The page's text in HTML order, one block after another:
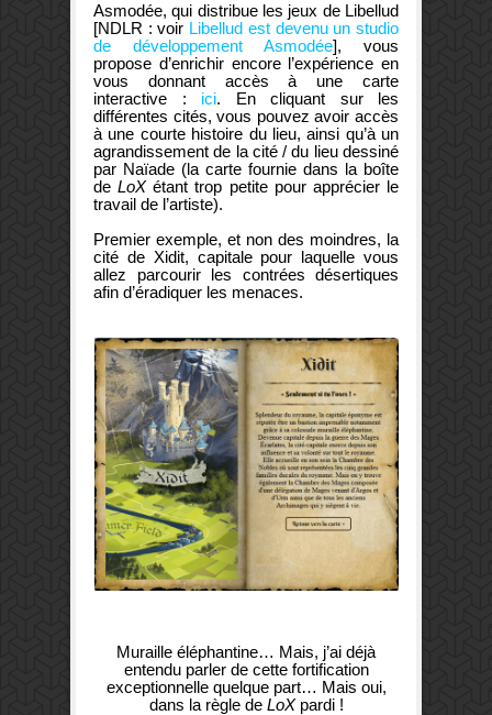
Asmodée, qui distribue les jeux de Libellud
[NDLR : voir Libellud est devenu un studio
de développement Asmodée], vous
propose d’enrichir encore l’expérience en
vous donnant accès à une carte
interactive : ici. En cliquant sur les
différentes cités, vous pouvez avoir accès
à une courte histoire du lieu, ainsi qu’à un
agrandissement de la cité / du lieu dessiné
par Naïade (la carte fournie dans la boîte
deLoXétant trop petite pour apprécier le
travail de l’artiste).
Premier exemple, et non des moindres, la
cité de Xidit, capitale pour laquelle vous
allez parcourir les contrées désertiques
afin d’éradiquer les menaces.
Muraille éléphantine… Mais, j’ai déjà
entendu parler de cette fortification
exceptionnelle quelque part… Mais oui,
dans la règle de LoXpardi !